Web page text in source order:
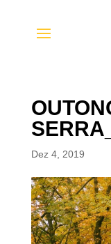
Dez 4, 2019